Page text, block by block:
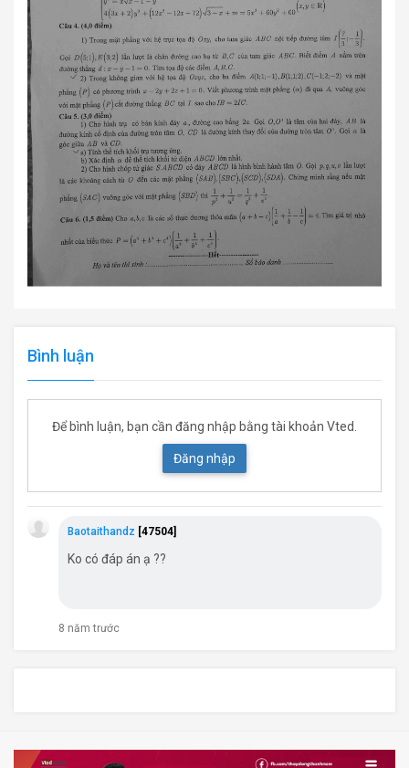
Bình luận
Để bình luận, bạn cần đăng nhập bằng tài khoản Vted.
Đăng nhập
Baotaithandz [47504]
Ko có đáp án ạ ??
8 năm trước